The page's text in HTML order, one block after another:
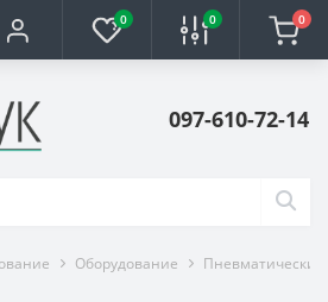
0 0 0
097-610-72-14
Оборудование